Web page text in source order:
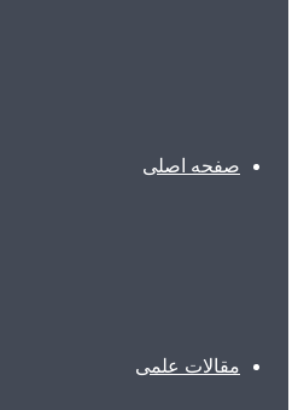
صفحه اصلی
مقالات علمی